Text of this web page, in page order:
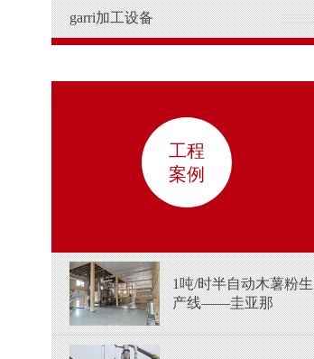
garri加工设备
工程
案例
1吨/时半自动木薯粉生
产线——圭亚那